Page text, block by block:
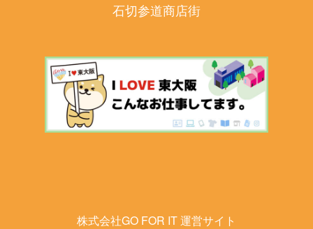
石切参道商店街
株式会社GO FOR IT 運営サイト